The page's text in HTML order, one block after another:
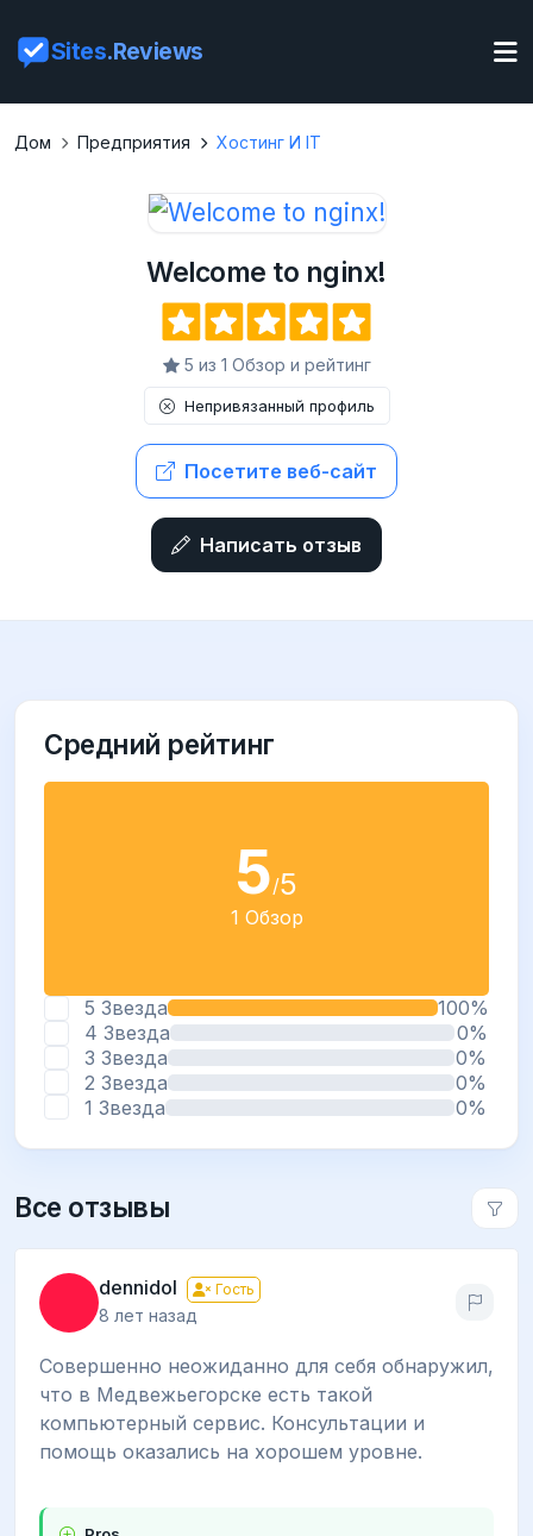
Sites.Reviews
Дом Предприятия Хостинг И IT
Welcome to nginx!
5 из 1 Обзор и рейтинг
Непривязанный профиль
Посетите веб-сайт
Написать отзыв
Средний рейтинг
5/5
1 Обзор
5 Звезда
100%
4 Звезда
0%
3 Звезда
0%
2 Звезда
0%
1 Звезда
0%
Все отзывы
dennidol Гость
8 лет назад
Совершенно неожиданно для себя обнаружил,
что в Медвежьегорске есть такой
компьютерный сервис. Консультации и
помощь оказались на хорошем уровне.